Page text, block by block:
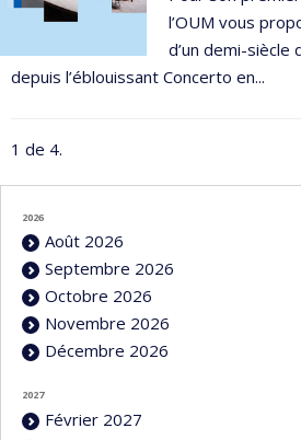
l’OUM vous
d’un demi-siècle
depuis l’éblouissant Concerto en...
1 de 4.
2026
Août 2026
Septembre 2026
Octobre 2026
Novembre 2026
Décembre 2026
2027
Février 2027